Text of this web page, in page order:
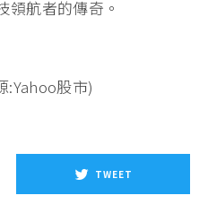
領航者的傳奇。
股市)
TWEET